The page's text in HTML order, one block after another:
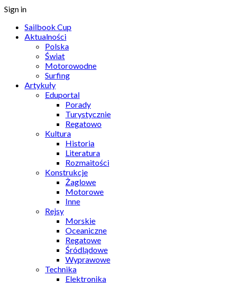
Sign in
Sailbook Cup
Aktualności
Polska
Świat
Motorowodne
Surfing
Artykuły
Eduportal
Porady
Turystycznie
Regatowo
Kultura
Historia
Literatura
Rozmaitości
Konstrukcje
Żaglowe
Motorowe
Inne
Rejsy
Morskie
Oceaniczne
Regatowe
Śródlądowe
Wyprawowe
Technika
Elektronika